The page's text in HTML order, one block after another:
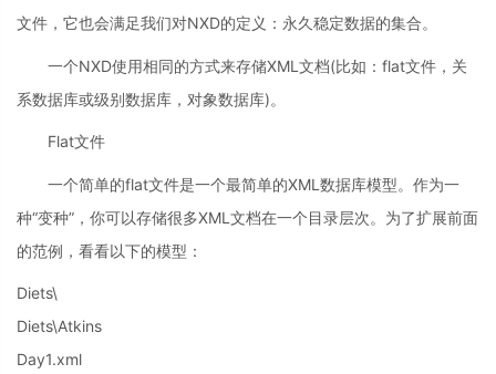
文件，它也会满足我们对NXD的定义：永久稳定数据的集合。
一个NXD使用相同的方式来存储XML文档(比如：flat文件，关
系数据库或级别数据库，对象数据库)。
Flat文件
一个简单的flat文件是一个最简单的XML数据库模型。作为一
种“变种”，你可以存储很多XML文档在一个目录层次。为了扩展前面
的范例，看看以下的模型：
Diets\
Diets\Atkins
Day1.xml